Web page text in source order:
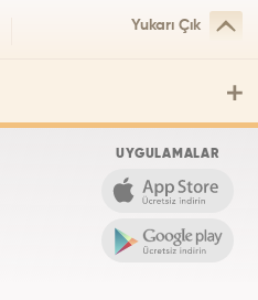
Yukarı Çık
UYGULAMALAR